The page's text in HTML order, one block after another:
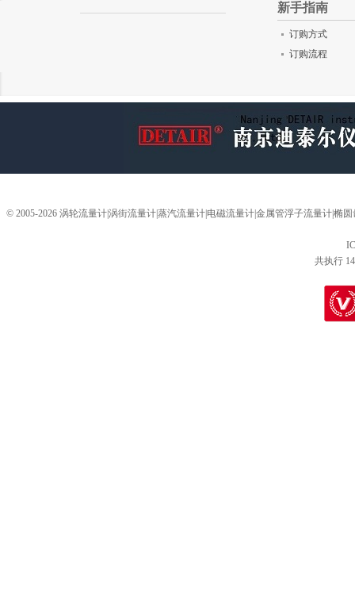
新手指南
订购方式
订购流程
© 2005-2026 涡轮流量计|涡街流量计|蒸汽流量计|电磁流量计|金属管浮子流量计|椭
共执行